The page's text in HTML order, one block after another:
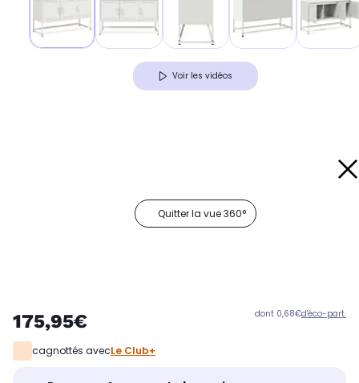
Voir les vidéos
Quitter la vue 360°
175,95€ dont 0,68€d'éco-part.
cagnottés avecLe Club+